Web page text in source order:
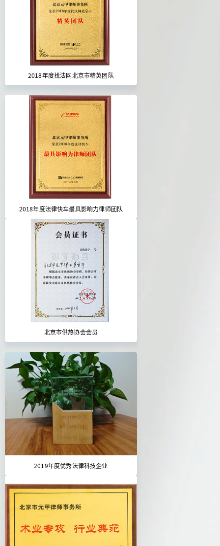
2018年度找法网北京市精英团队
2018年度法律快车最具影响力律师团队
北京市供热协会会员
2019年度优秀法律科技企业